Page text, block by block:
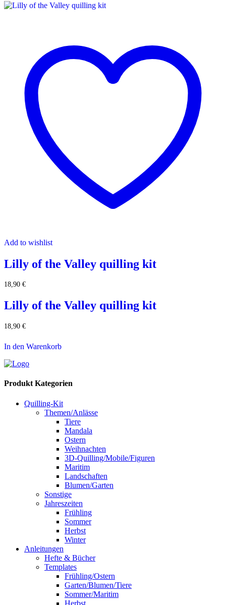
Add to wishlist
Lilly of the Valley quilling kit
18,90 €
Lilly of the Valley quilling kit
18,90 €
In den Warenkorb
Produkt Kategorien
Quilling-Kit
Themen/Anlässe
Tiere
Mandala
Ostern
Weihnachten
3D-Quilling/Mobile/Figuren
Maritim
Landschaften
Blumen/Garten
Sonstige
Jahreszeiten
Frühling
Sommer
Herbst
Winter
Anleitungen
Hefte & Bücher
Templates
Frühling/Ostern
Garten/Blumen/Tiere
Sommer/Maritim
Herbst